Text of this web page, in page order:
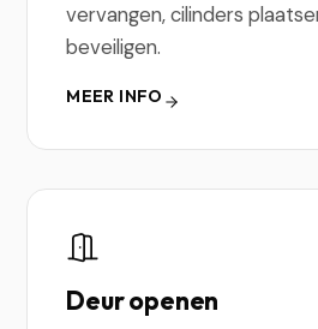
vervangen, cilinders
beveiligen.
MEER INFO
Deur openen